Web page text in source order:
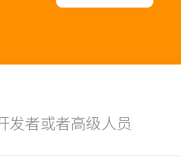
发者或者高级人员